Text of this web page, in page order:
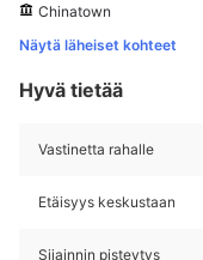
Chinatown
Näytä läheiset kohteet
Hyvä tietää
Vastinetta rahalle
Etäisyys keskustaan
Sijainnin pisteytys